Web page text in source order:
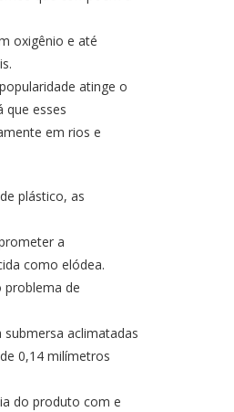
oxigênio e até
atinge o
que esses
em rios e
plástico, as
a
como elódea.
problema de
aclimatadas
0,14 milímetros
do produto com e